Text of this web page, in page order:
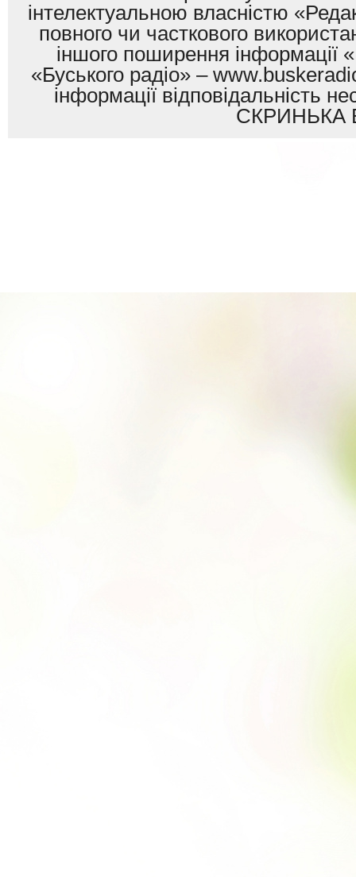
інтелектуальною власністю
повного чи часткового
іншого поширення інформації
«Буського радіо» –
інформації
СКРИНЬКА